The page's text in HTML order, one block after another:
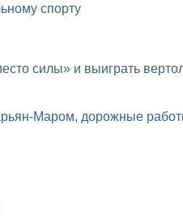
спорту
Маром, дорожные